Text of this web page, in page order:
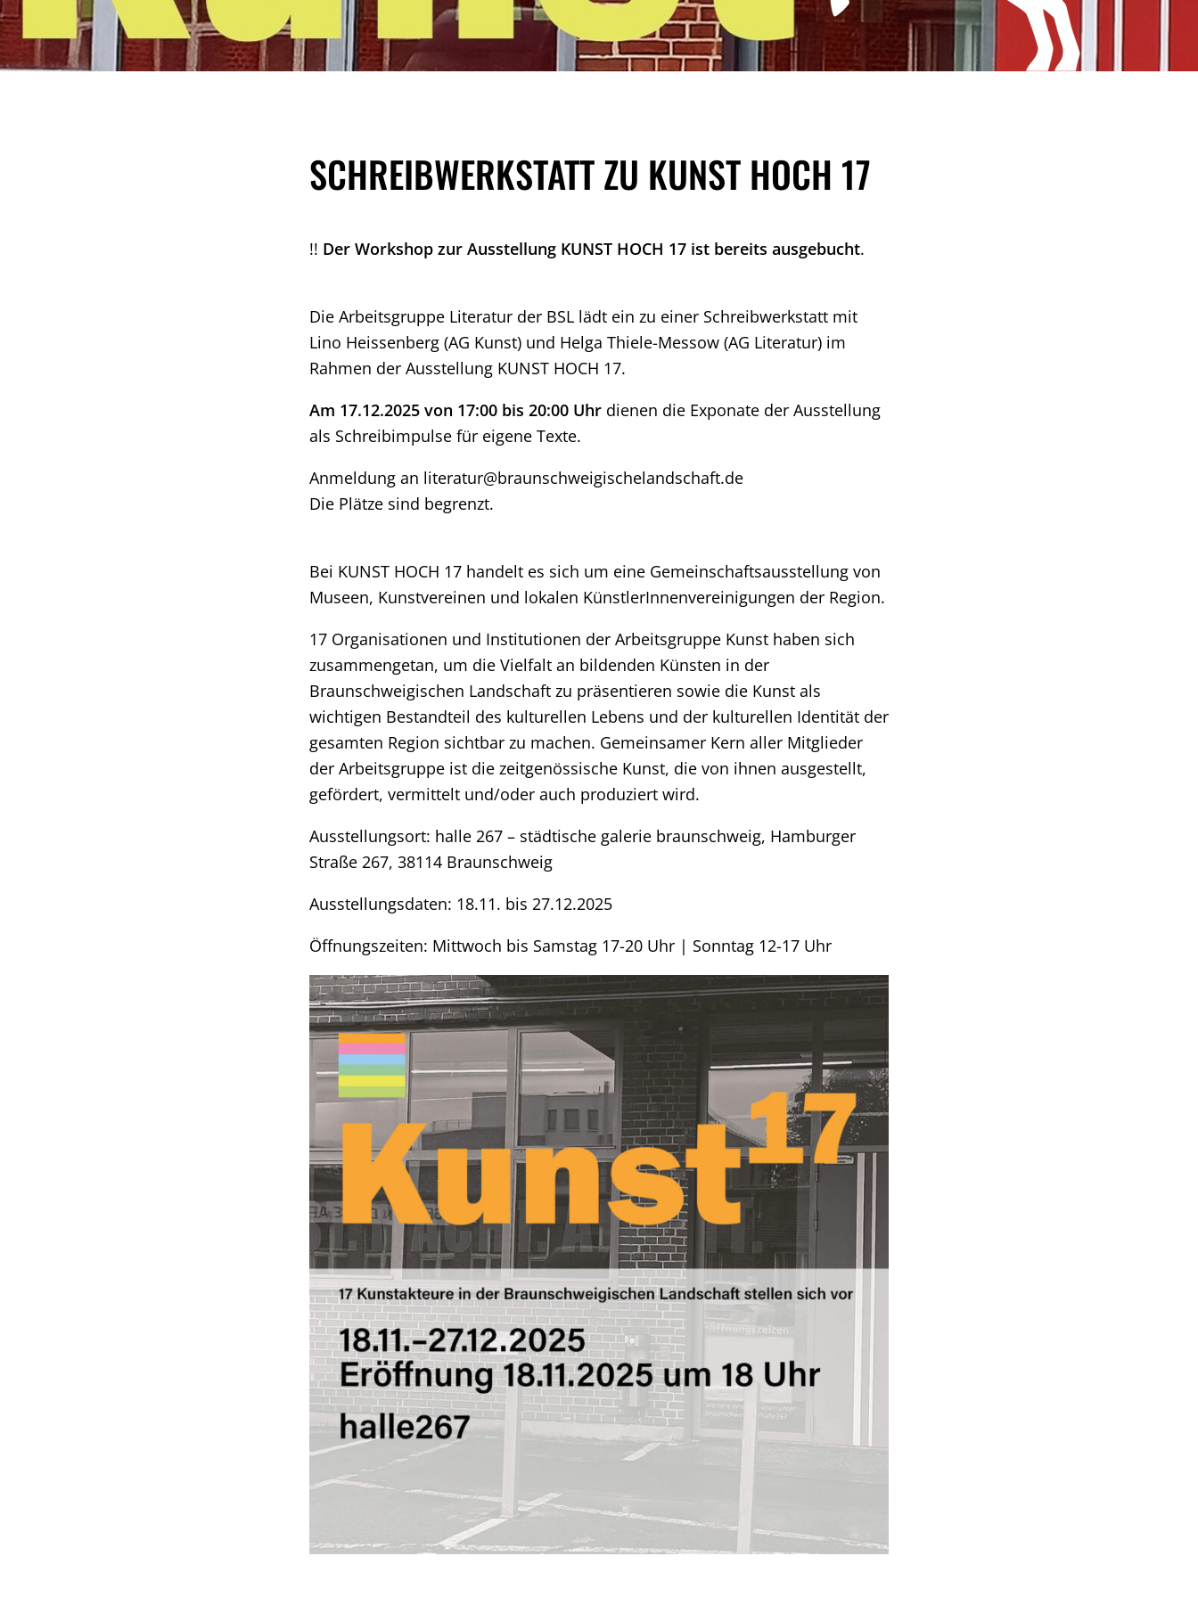
SCHREIBWERKSTATT ZU KUNST HOCH 17
!! Der Workshop zur Ausstellung KUNST HOCH 17 ist bereits ausgebucht.
Die Arbeitsgruppe Literatur der BSL lädt ein zu einer Schreibwerkstatt mit
Lino Heissenberg (AG Kunst) und Helga Thiele-Messow (AG Literatur) im
Rahmen der Ausstellung KUNST HOCH 17.
Am 17.12.2025 von 17:00 bis 20:00 Uhr dienen die Exponate der Ausstellung
als Schreibimpulse für eigene Texte.
Anmeldung an literatur@braunschweigischelandschaft.de
Die Plätze sind begrenzt.
Bei KUNST HOCH 17 handelt es sich um eine Gemeinschaftsausstellung von
Museen, Kunstvereinen und lokalen KünstlerInnenvereinigungen der Region.
17 Organisationen und Institutionen der Arbeitsgruppe Kunst haben sich
zusammengetan, um die Vielfalt an bildenden Künsten in der
Braunschweigischen Landschaft zu präsentieren sowie die Kunst als
wichtigen Bestandteil des kulturellen Lebens und der kulturellen Identität der
gesamten Region sichtbar zu machen. Gemeinsamer Kern aller Mitglieder
der Arbeitsgruppe ist die zeitgenössische Kunst, die von ihnen ausgestellt,
gefördert, vermittelt und/oder auch produziert wird.
Ausstellungsort: halle 267 – städtische galerie braunschweig, Hamburger
Straße 267, 38114 Braunschweig
Ausstellungsdaten: 18.11. bis 27.12.2025
Öffnungszeiten: Mittwoch bis Samstag 17-20 Uhr | Sonntag 12-17 Uhr